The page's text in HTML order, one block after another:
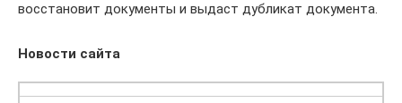
восстановит документы и выдаст дубликат документа.
Новости сайта